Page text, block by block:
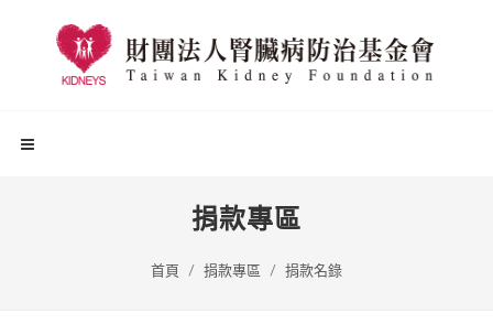
捐款專區
首頁 捐款專區 捐款名錄